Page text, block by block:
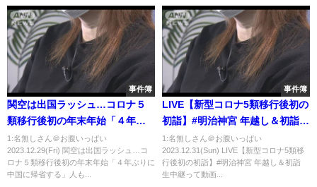
事件簿
関空は出国ラッシュ…コロナ５
類移行後初の年末年始「４年ぶ
りに中国に帰省する」人も
（2023年12月28日）
1:名無しさん＠お腹いっぱい
2023.12.29(Fri) 関空は出国ラッシュ…コ
ロナ５類移行後初の年末年始「４年ぶりに
中国に帰省する」人も...
事件簿
LIVE【新型コロナ5類移行後初の
初詣】#明治神宮 年越し＆初詣
生中継
1:名無しさん＠お腹いっぱい
2023.12.31(Sun) LIVE【新型コロナ5類移
行後初の初詣】#明治神宮 年越し＆初詣
生中継って動画...